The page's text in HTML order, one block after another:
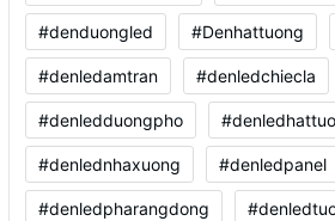
#denduongled #Denhattuong
#denledamtran #denledchiecla
#denledduongpho
#denlednhaxuong #denledpanel
#denledpharangdong